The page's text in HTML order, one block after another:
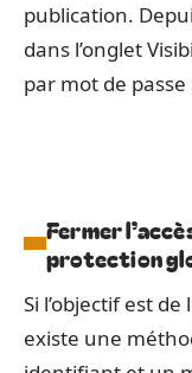
publication.
dans l’onglet
par mot de passe
Fermer
protection
Si l’objectif est
existe une